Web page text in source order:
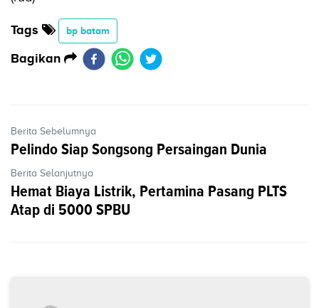
Tags bp batam
Bagikan
Berita Sebelumnya
Pelindo Siap Songsong Persaingan Dunia
Berita Selanjutnya
Hemat Biaya Listrik, Pertamina Pasang PLTS
Atap di 5000 SPBU